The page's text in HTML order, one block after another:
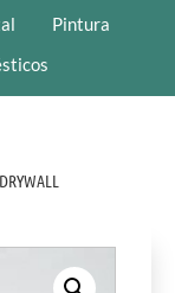
Pintura